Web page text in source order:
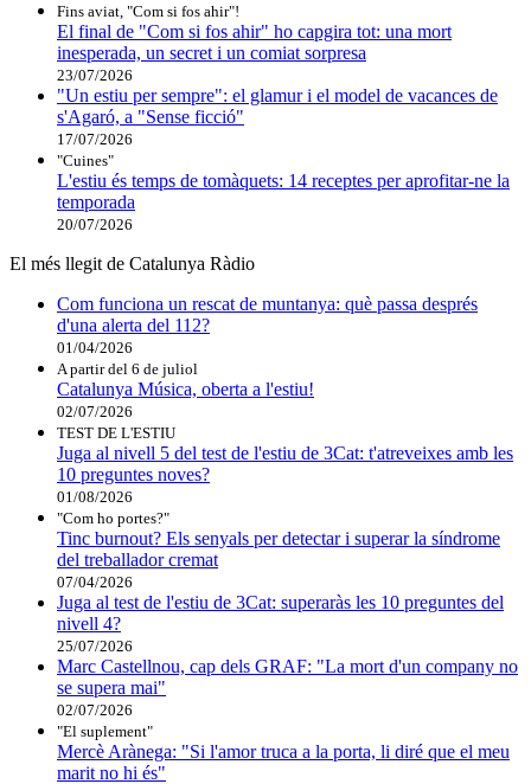
Fins aviat, "Com si fos ahir"!
El final de "Com si fos ahir" ho capgira tot: una mort
inesperada, un secret i un comiat sorpresa
23/07/2026
"Un estiu per sempre": el glamur i el model de vacances de
s'Agaró, a "Sense ficció"
17/07/2026
"Cuines"
L'estiu és temps de tomàquets: 14 receptes per aprofitar-ne la
temporada
20/07/2026
El més llegit de Catalunya Ràdio
Com funciona un rescat de muntanya: què passa després
d'una alerta del 112?
01/04/2026
A partir del 6 de juliol
Catalunya Música, oberta a l'estiu!
02/07/2026
TEST DE L'ESTIU
Juga al nivell 5 del test de l'estiu de 3Cat: t'atreveixes amb les
10 preguntes noves?
01/08/2026
"Com ho portes?"
Tinc burnout? Els senyals per detectar i superar la síndrome
del treballador cremat
07/04/2026
Juga al test de l'estiu de 3Cat: superaràs les 10 preguntes del
nivell 4?
25/07/2026
Marc Castellnou, cap dels GRAF: "La mort d'un company no
se supera mai"
02/07/2026
"El suplement"
Mercè Arànega: "Si l'amor truca a la porta, li diré que el meu
marit no hi és"